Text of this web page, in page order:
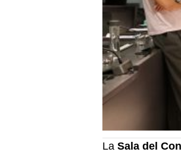
La Sala del